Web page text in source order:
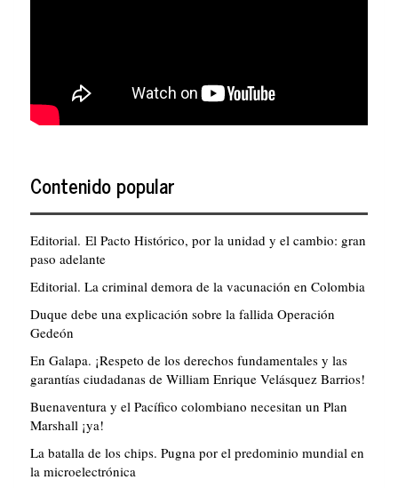
Contenido popular
Editorial. El Pacto Histórico, por la unidad y el cambio: gran
paso adelante
Editorial. La criminal demora de la vacunación en Colombia
Duque debe una explicación sobre la fallida Operación
Gedeón
En Galapa. ¡Respeto de los derechos fundamentales y las
garantías ciudadanas de William Enrique Velásquez Barrios!
Buenaventura y el Pacífico colombiano necesitan un Plan
Marshall ¡ya!
La batalla de los chips. Pugna por el predominio mundial en
la microelectrónica